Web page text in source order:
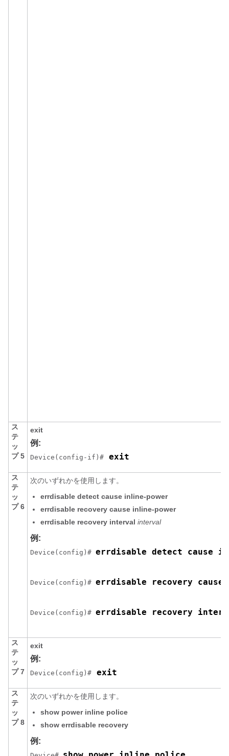
ス
テ
ッ
プ 5
exit
例:
Device(config-if)# exit
ス
テ
ッ
プ 6
次のいずれかを使用します。
errdisable detect cause inline-power
errdisable recovery cause inline-power
errdisable recovery interval interval
例:
Device(config)# errdisable detect cause
Device(config)# errdisable recovery cause
Device(config)# errdisable recovery
ス
テ
ッ
プ 7
exit
例:
Device(config)# exit
ス
テ
ッ
プ 8
次のいずれかを使用します。
show power inline police
show errdisable recovery
例: